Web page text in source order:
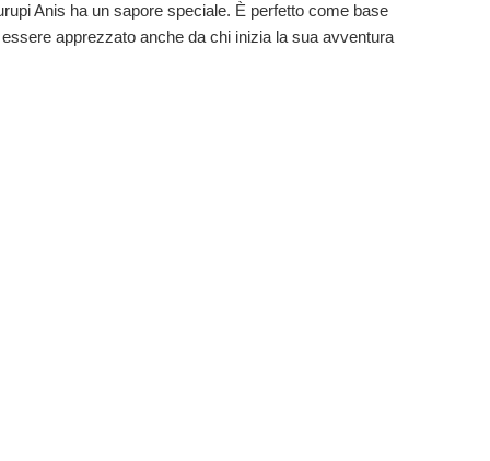
Anis ha un sapore speciale. È perfetto come base
apprezzato anche da chi inizia la sua avventura